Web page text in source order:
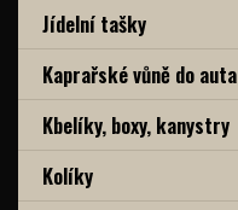
Jídelní tašky
Kaprařské vůně do auta
Kbelíky, boxy, kanystry
Kolíky